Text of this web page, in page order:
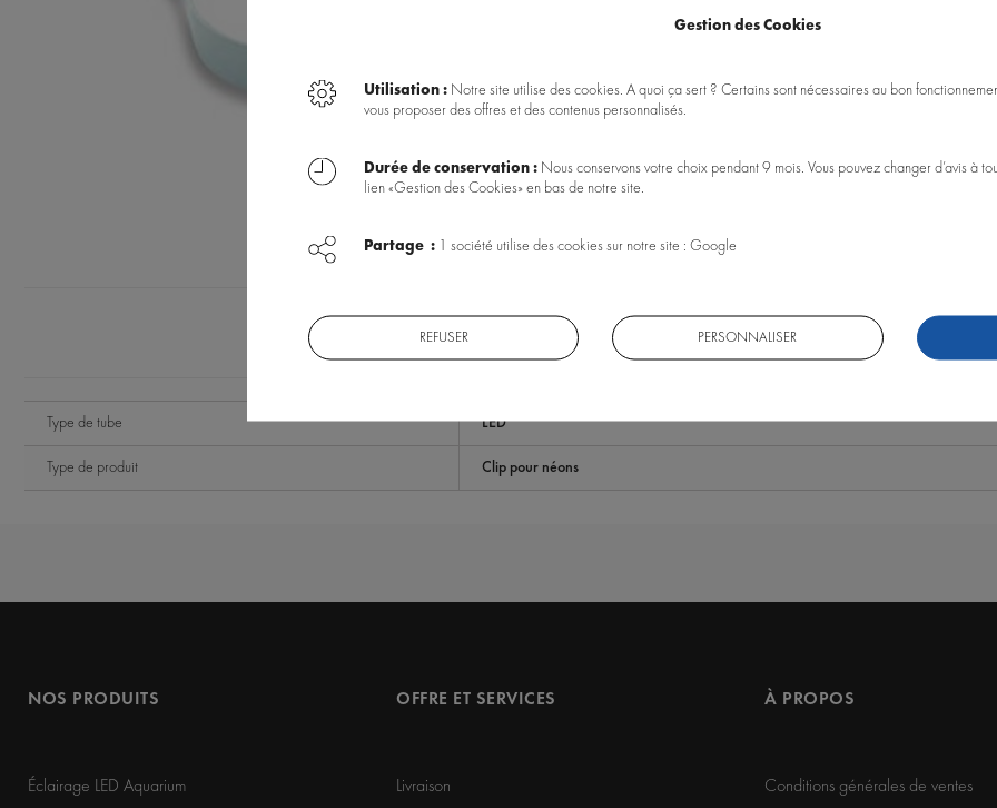
Gestion des Cookies
Utilisation : Notre site utilise des cookies. A quoi ça sert ? Certains sont nécessaires au bon
vous proposer des offres et des contenus personnalisés.
Durée de conservation : Nous conservons votre choix pendant 9 mois. Vous pouvez changer d’avis à
lien «Gestion des Cookies» en bas de notre site.
Partage : 1 société utilise des cookies sur notre site : Google
REFUSER PERSONNALISER
Clips en
Poser une question sur
DONNÉES TECHNIQUES
Type de tube LED
Type de produit Clip pour néons
NOS PRODUITS
Éclairage LED Aquarium
OFFRE ET SERVICES
Livraison
À PROPOS
Conditions générales de ventes